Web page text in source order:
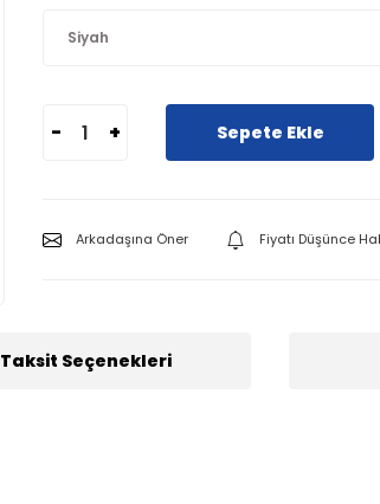
- + Sepete Ekle
Arkadaşına Öner Fiyatı Düşünce
Taksit Seçenekleri